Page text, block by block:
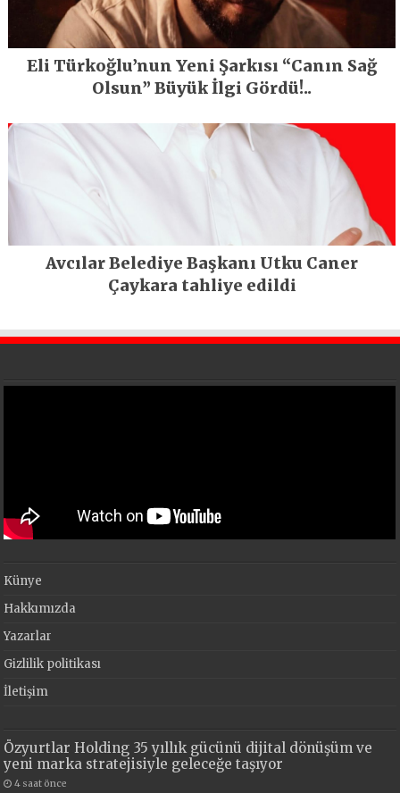
Eli Türkoğlu’nun Yeni Şarkısı “Canın Sağ
Olsun” Büyük İlgi Gördü!..
Avcılar Belediye Başkanı Utku Caner
Çaykara tahliye edildi
Künye
Hakkımızda
Yazarlar
Gizlilik politikası
İletişim
Özyurtlar Holding 35 yıllık gücünü dijital dönüşüm ve
yeni marka stratejisiyle geleceğe taşıyor
4 saat önce